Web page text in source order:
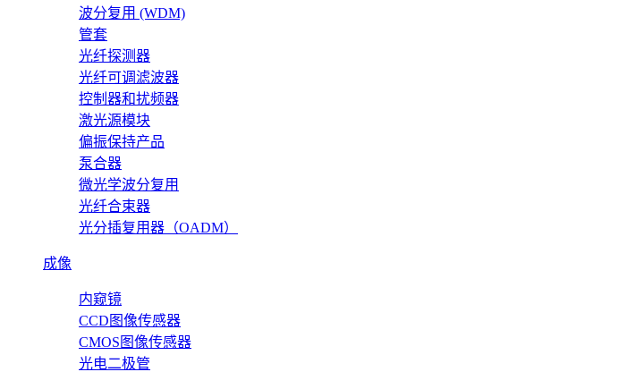
波分复用 (WDM)
管套
光纤探测器
光纤可调滤波器
控制器和扰频器
激光源模块
偏振保持产品
泵合器
微光学波分复用
光纤合束器
光分插复用器（OADM）
成像
内窥镜
CCD图像传感器
CMOS图像传感器
光电二极管